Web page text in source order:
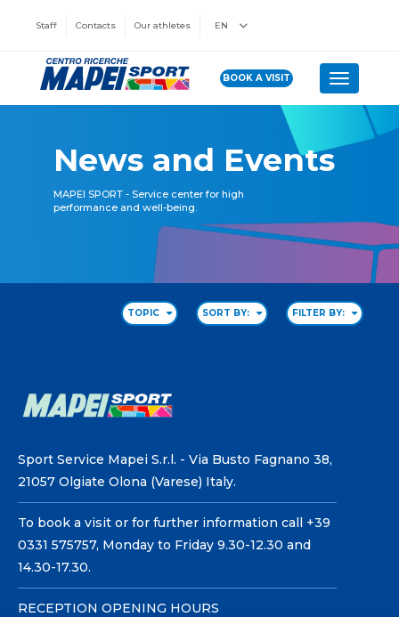
Staff Contacts Our athletes EN
BOOK A VISIT Toggle
News and Events
MAPEI SPORT - Service center for high
performance and well-being.
TOPIC SORT BY: FILTER BY:
Sport Service Mapei S.r.l. - Via Busto Fagnano 38,
21057 Olgiate Olona (Varese) Italy.
To book a visit or for further information call +39
0331 575757, Monday to Friday 9.30-12.30 and
14.30-17.30.
RECEPTION OPENING HOURS